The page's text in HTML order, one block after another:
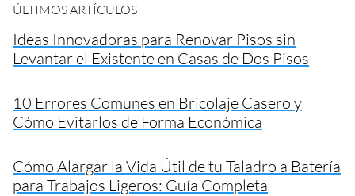
ÚLTIMOS ARTÍCULOS
Ideas Innovadoras para Renovar Pisos sin
Levantar el Existente en Casas de Dos Pisos
10 Errores Comunes en Bricolaje Casero y
Cómo Evitarlos de Forma Económica
Cómo Alargar la Vida Útil de tu Taladro a Batería
para Trabajos Ligeros: Guía Completa